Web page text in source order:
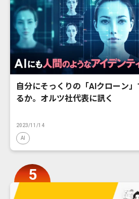
自分にそっくりの「AIクローン
るか。オルツ社代表に訊く
2023/11/14
AI